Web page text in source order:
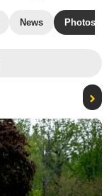
News Photos